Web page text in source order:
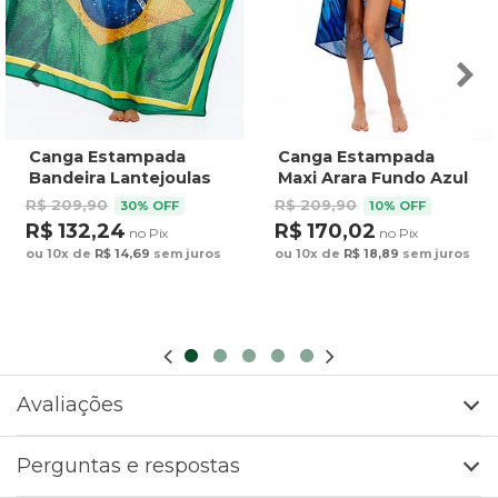
Canga Estampada
Bandeira Lantejoulas
R$ 209,90 30% OFF
R$ 132,24 no Pix
ou 10x de R$ 14,69 sem juros
Canga Estampada
Maxi Arara Fundo Azul
R$ 209,90 10% OFF
R$ 170,02 no Pix
ou 10x de R$ 18,89 sem juros
Avaliações
Perguntas e respostas